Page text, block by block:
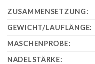
ZUSAMMENSETZUNG:
GEWICHT/LAUFLÄNGE:
MASCHENPROBE:
NADELSTÄRKE: